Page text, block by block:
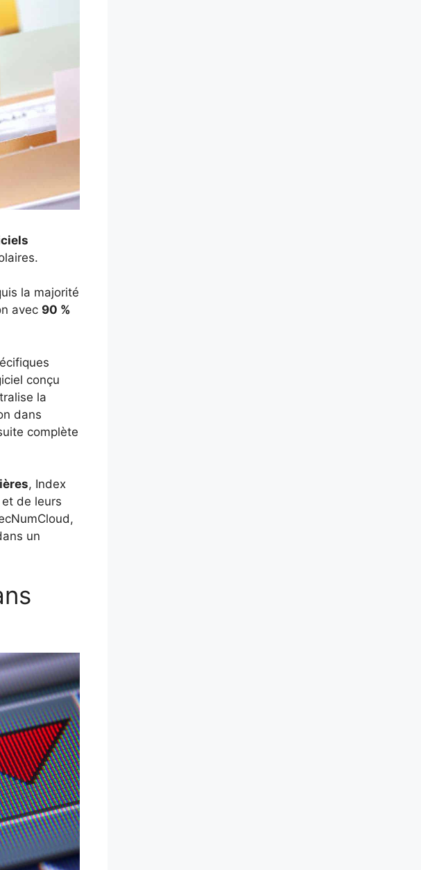
la majorité
avec 90 %
conçu
la
dans
complète
, Index
de leurs
un